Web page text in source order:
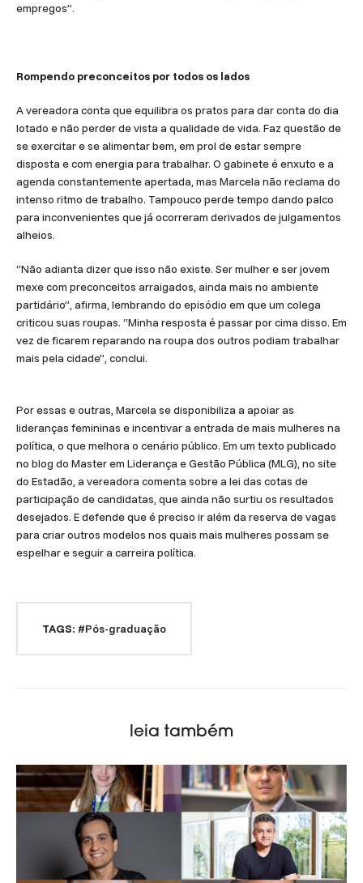
empregos”.
Rompendo preconceitos por todos os lados
A vereadora conta que equilibra os pratos para dar conta do dia
lotado e não perder de vista a qualidade de vida. Faz questão de
se exercitar e se alimentar bem, em prol de estar sempre
disposta e com energia para trabalhar. O gabinete é enxuto e a
agenda constantemente apertada, mas Marcela não reclama do
intenso ritmo de trabalho. Tampouco perde tempo dando palco
para inconvenientes que já ocorreram derivados de julgamentos
alheios.
“Não adianta dizer que isso não existe. Ser mulher e ser jovem
mexe com preconceitos arraigados, ainda mais no ambiente
partidário”, afirma, lembrando do episódio em que um colega
criticou suas roupas. “Minha resposta é passar por cima disso. Em
vez de ficarem reparando na roupa dos outros podiam trabalhar
mais pela cidade”, conclui.
Por essas e outras, Marcela se disponibiliza a apoiar as
lideranças femininas e incentivar a entrada de mais mulheres na
política, o que melhora o cenário público. Em um texto publicado
no blog do Master em Liderança e Gestão Pública (MLG), no site
do Estadão, a vereadora comenta sobre a lei das cotas de
participação de candidatas, que ainda não surtiu os resultados
desejados. E defende que é preciso ir além da reserva de vagas
para criar outros modelos nos quais mais mulheres possam se
espelhar e seguir a carreira política.
TAGS: #Pós-graduação
leia também